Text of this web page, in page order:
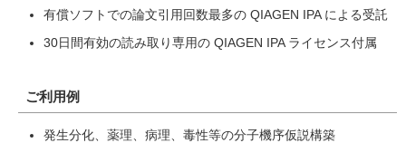
有償ソフトでの論文引用回数最多の QIAGEN IPA による受託
30日間有効の読み取り専用の QIAGEN IPA ライセンス付属
ご利用例
発生分化、薬理、病理、毒性等の分子機序仮説構築